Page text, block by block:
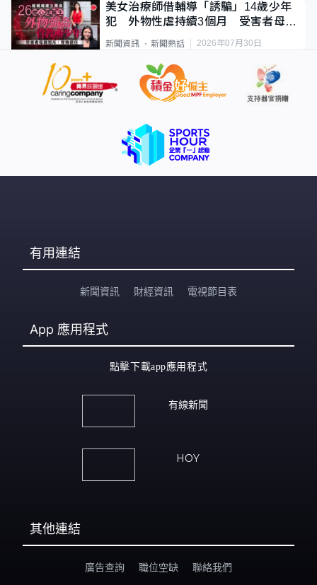
美女治療師借輔導「誘騙」14歲少年
犯 外物性虐持續3個月 受害者母：
要保護其他人
新聞資訊 新聞熱話 2026年07月30日
有用連結
新聞資訊 財經資訊 電視節目表
App 應用程式
點擊下載app應用程式
有線新聞
HOY
其他連結
廣告查詢 職位空缺 聯絡我們